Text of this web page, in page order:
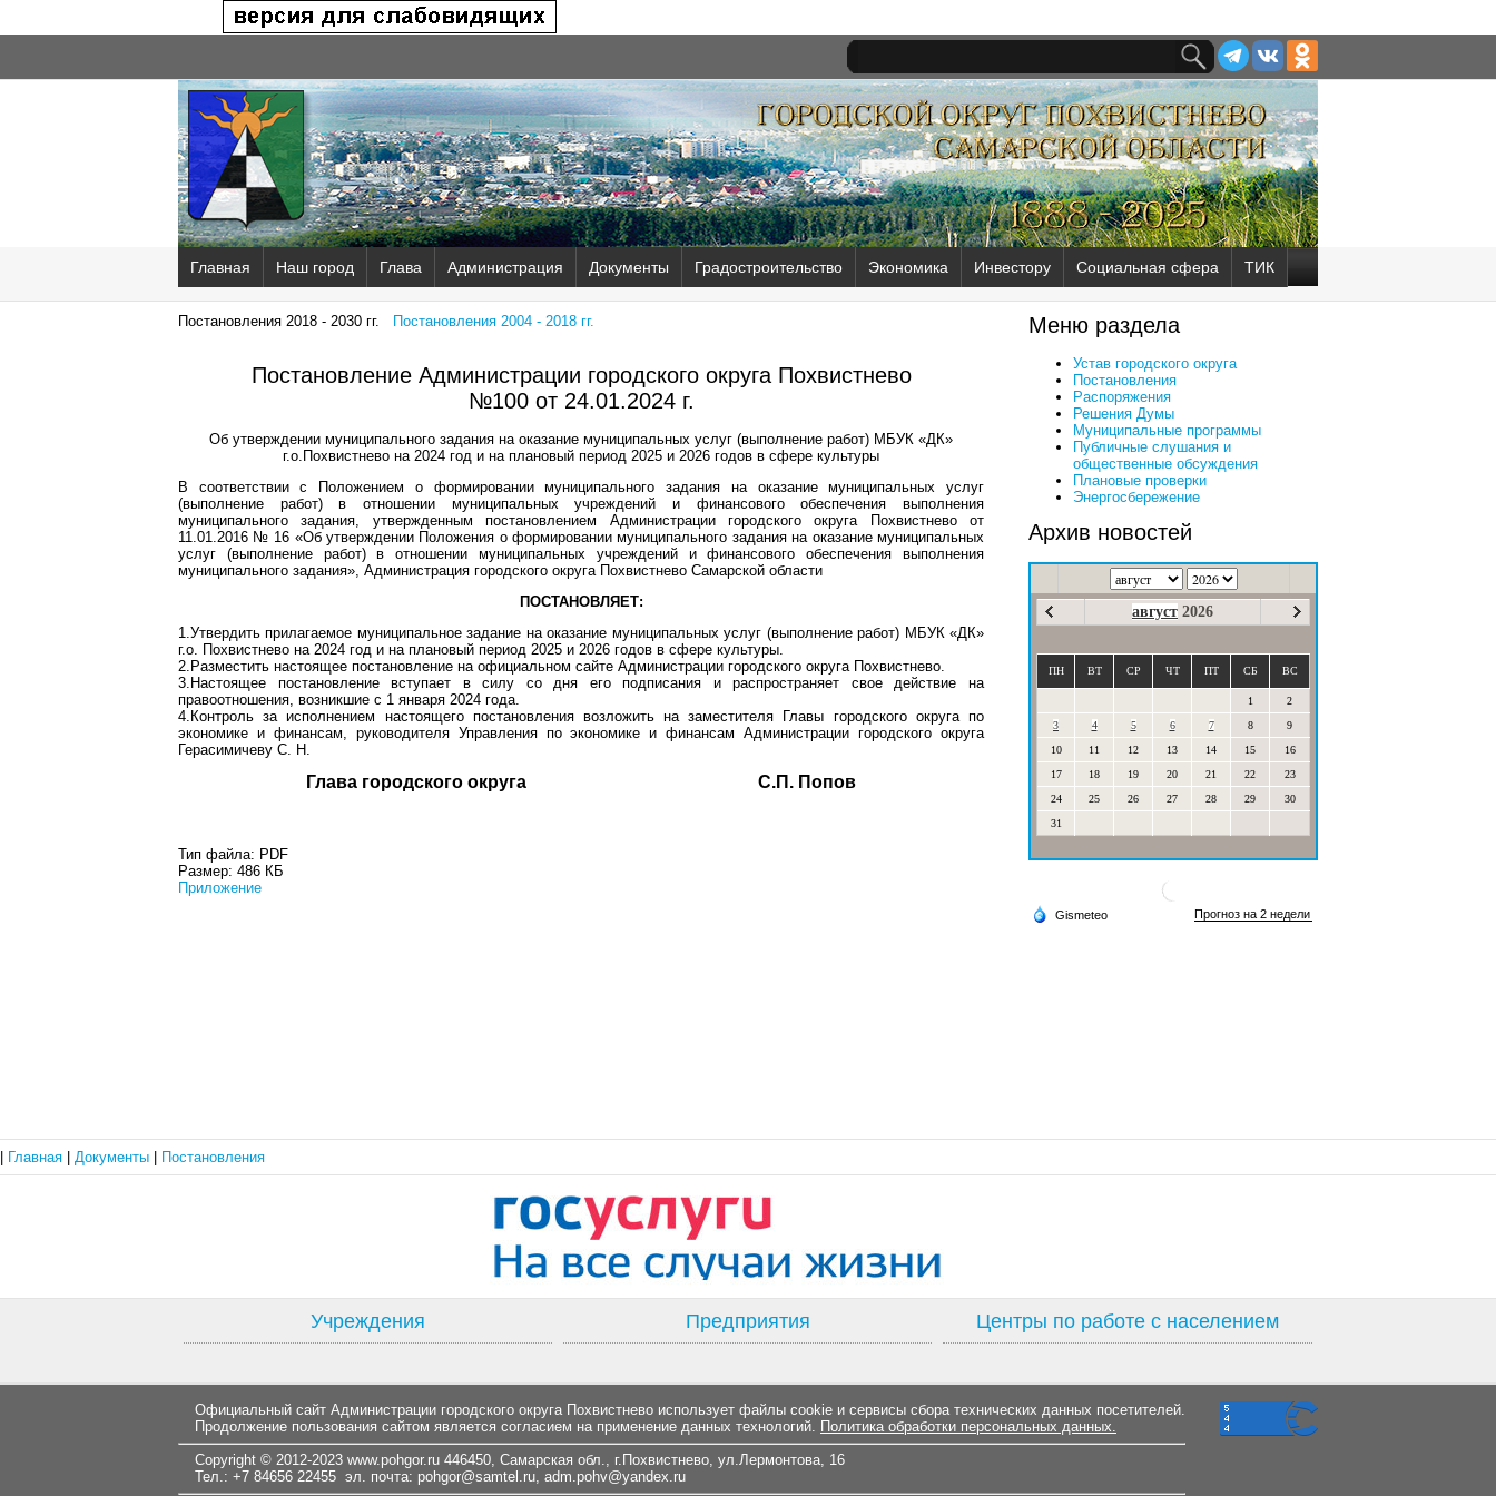
Главная Наш город Глава Администрация Документы Градостроительство Экономика Инвестору Социальная сфера ТИК
Постановления 2018 - 2030 гг. Постановления 2004 - 2018 гг.
Постановление Администрации городского округа Похвистнево
№100 от 24.01.2024 г.
Об утверждении муниципального задания на оказание муниципальных услуг (выполнение работ) МБУК «ДК»
г.о.Похвистнево на 2024 год и на плановый период 2025 и 2026 годов в сфере культуры
В соответствии с Положением о формировании муниципального задания на оказание муниципальных услуг
(выполнение работ) в отношении муниципальных учреждений и финансового обеспечения выполнения
муниципального задания, утвержденным постановлением Администрации городского округа Похвистнево от
11.01.2016 № 16 «Об утверждении Положения о формировании муниципального задания на оказание муниципальных
услуг (выполнение работ) в отношении муниципальных учреждений и финансового обеспечения выполнения
муниципального задания», Администрация городского округа Похвистнево Самарской области
ПОСТАНОВЛЯЕТ:
1.Утвердить прилагаемое муниципальное задание на оказание муниципальных услуг (выполнение работ) МБУК «ДК»
г.о. Похвистнево на 2024 год и на плановый период 2025 и 2026 годов в сфере культуры.
2.Разместить настоящее постановление на официальном сайте Администрации городского округа Похвистнево.
3.Настоящее постановление вступает в силу со дня его подписания и распространяет свое действие на
правоотношения, возникшие с 1 января 2024 года.
4.Контроль за исполнением настоящего постановления возложить на заместителя Главы городского округа по
экономике и финансам, руководителя Управления по экономике и финансам Администрации городского округа
Герасимичеву С. Н.
Глава городского округа С.П. Попов
Тип файла: PDF
Размер: 486 КБ
Приложение
Меню раздела
Устав городского округа
Постановления
Распоряжения
Решения Думы
Муниципальные программы
Публичные слушания и
общественные обсуждения
Плановые проверки
Энергосбережение
Архив новостей
август 2026
ПН ВТ СР ЧТ ПТ СБ ВС
1
2
3
4 5 6 7 8
9
10
11 12 13 14 15
16
17
18 19 20 21 22
23
24
25 26 27 28 29
30
31
Главная Документы Постановления
Учреждения Предприятия Центры по работе с населением
Официальный сайт Администрации городского округа Похвистнево использует файлы cookie и сервисы сбора технических данных посетителей.
Продолжение пользования сайтом является согласием на применение данных технологий. Политика обработки персональных данных.
Copyright © 2012-2023 www.pohgor.ru 446450, Самарская обл., г.Похвистнево, ул.Лермонтова, 16
Тел.: +7 84656 22455 эл. почта: pohgor@samtel.ru, adm.pohv@yandex.ru